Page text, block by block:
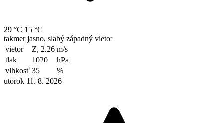
29 °C 15 °C
takmer jasno, slabý západný vietor
vietor
Z, 2.26 m/s
tlak
1020
hPa
vlhkosť 35
%
utorok 11. 8. 2026